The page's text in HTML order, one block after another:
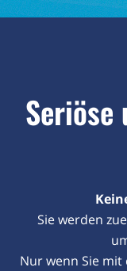
Sie werden
Nur wenn Sie